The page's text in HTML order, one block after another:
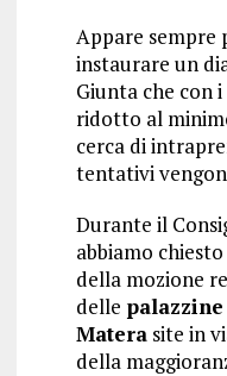
Appare sempre
instaurare un
Giunta che con
ridotto al
cerca di
tentativi
Durante il
abbiamo
della mozione
delle
Materasite in
della